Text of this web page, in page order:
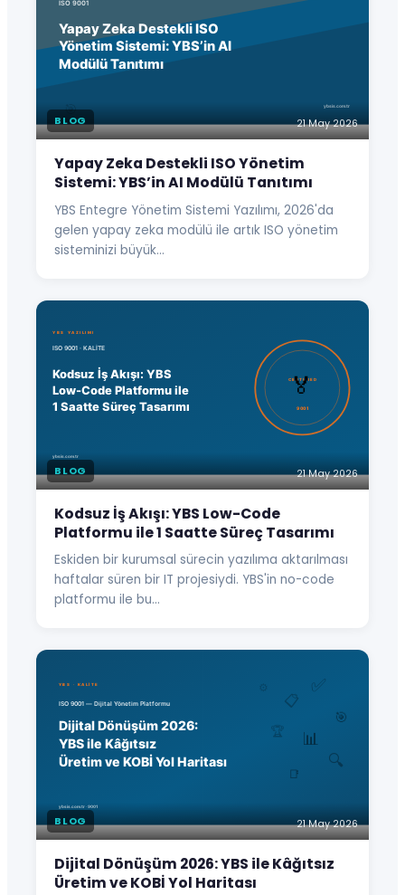
BLOG 21 May 2026
Yapay Zeka Destekli ISO Yönetim
Sistemi: YBS’in AI Modülü Tanıtımı
YBS Entegre Yönetim Sistemi Yazılımı, 2026'da
gelen yapay zeka modülü ile artık ISO yönetim
sisteminizi büyük…
BLOG 21 May 2026
Kodsuz İş Akışı: YBS Low-Code
Platformu ile 1 Saatte Süreç Tasarımı
Eskiden bir kurumsal sürecin yazılıma aktarılması
haftalar süren bir IT projesiydi. YBS'in no-code
platformu ile bu…
BLOG 21 May 2026
Dijital Dönüşüm 2026: YBS ile Kâğıtsız
Üretim ve KOBİ Yol Haritası